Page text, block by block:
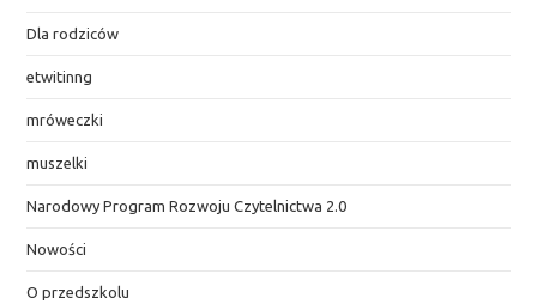
Dla rodziców
etwitinng
mróweczki
muszelki
Narodowy Program Rozwoju Czytelnictwa 2.0
Nowości
O przedszkolu